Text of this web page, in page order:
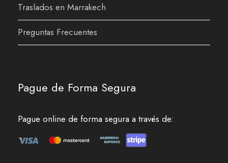
Traslados en Marrakech
Preguntas Frecuentes
Pague de Forma Segura
Pague online de forma segura a través de: